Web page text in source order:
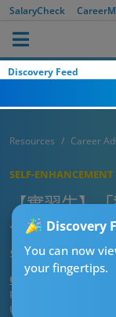
SalaryCheck
Discovery Feed
Discovery
You can now
your fingertips.
Resources Career
SELF-ENHANCEMENT
【實習生】
句定死穴？教
學」！
CT人際外交官
Published:
Updated: